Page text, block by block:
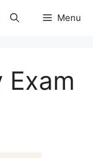
Menu
Exam